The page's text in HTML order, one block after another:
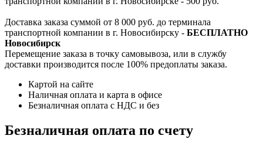
Доставка заказа суммой от 8 000 руб. до терминала
транспортной компании в г. Новосибирску - БЕСПЛАТНО
Новосибирск
Перемещение заказа в точку самовывоза, или в службу
доставки производится после 100% предоплаты заказа.
Картой на сайте
Наличная оплата и карта в офисе
Безналичная оплата с НДС и без
Безналичная оплата по счету